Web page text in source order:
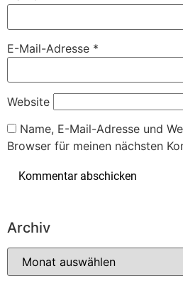
E-Mail-Adresse *
Website
Name, E-Mail-Adresse und
Browser für meinen nächsten
Archiv